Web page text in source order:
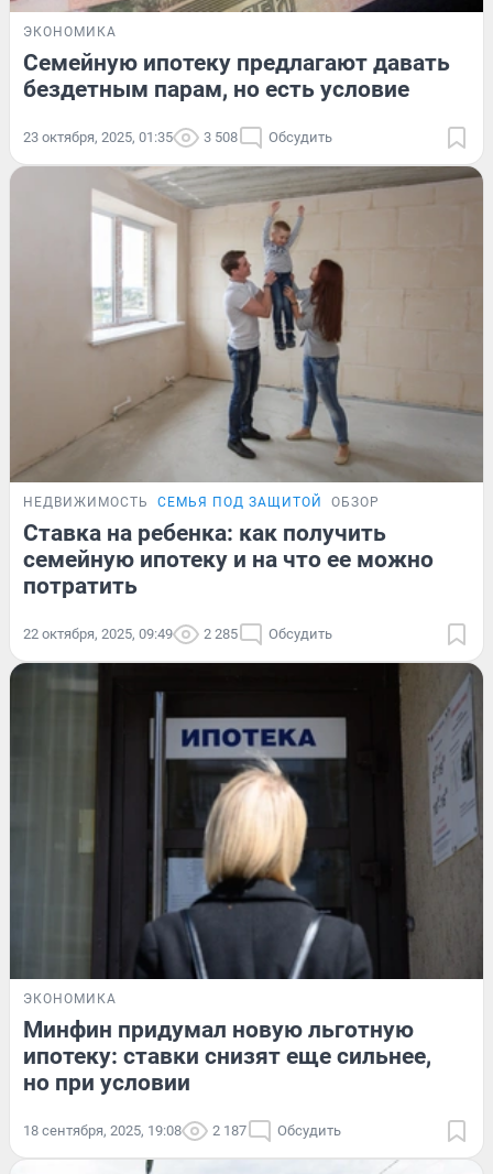
ЭКОНОМИКА
Семейную ипотеку предлагают давать
бездетным парам, но есть условие
23 октября, 2025, 01:35 3 508 Обсудить
НЕДВИЖИМОСТЬ СЕМЬЯ ПОД ЗАЩИТОЙ ОБЗОР
Ставка на ребенка: как получить
семейную ипотеку и на что ее можно
потратить
22 октября, 2025, 09:49 2 285 Обсудить
ЭКОНОМИКА
Минфин придумал новую льготную
ипотеку: ставки снизят еще сильнее,
но при условии
18 сентября, 2025, 19:08 2 187 Обсудить